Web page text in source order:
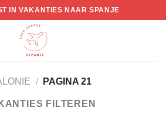
IN VAKANTIES NAAR SPANJE
/ PAGINA 21
FILTEREN